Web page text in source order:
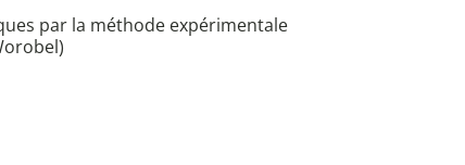
par la méthode expérimentale